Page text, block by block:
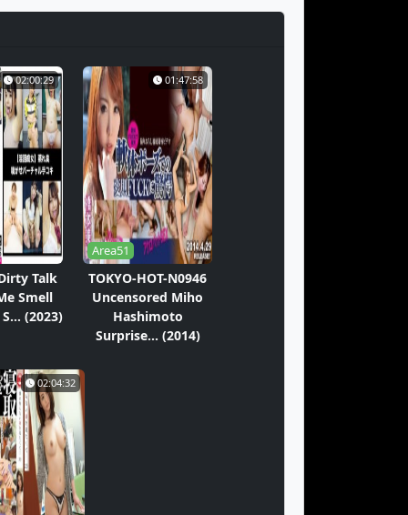
02:00:29
Talk
Smell
(2023)
01:47:58
Area51
TOKYO-HOT-N0946
Uncensored Miho
Hashimoto
Surprise... (2014)
02:04:32